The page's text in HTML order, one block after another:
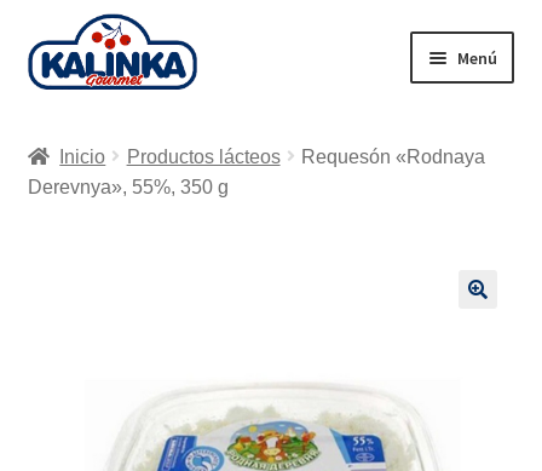
Ir
a
Ir
al
Menú
Tienda en línea
Inicio Productos lácteos
Requesón «Rodnaya
Derevnya», 55%, 350 g